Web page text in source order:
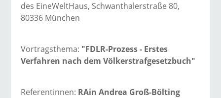
des EineWeltHaus, Schwanthalerstraße 80,
80336 München
Vortragsthema: "FDLR-Prozess - Erstes
Verfahren nach dem Völkerstrafgesetzbuch"
Referentinnen: RAin Andrea Groß-Bölting